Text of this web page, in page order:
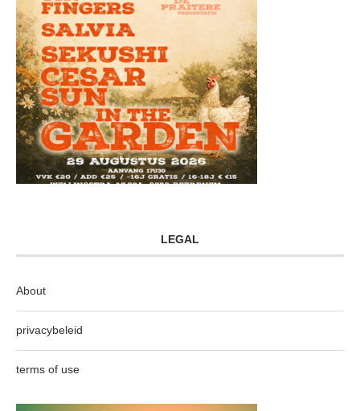
LEGAL
About
privacybeleid
terms of use